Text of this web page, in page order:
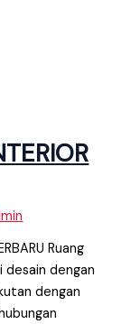
Ruang
dengan
dengan